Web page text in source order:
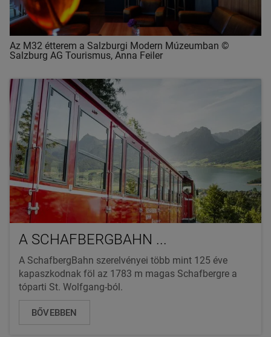
Az M32 étterem a Salzburgi Modern Múzeumban ©
Salzburg AG Tourismus, Anna Feiler
A SCHAFBERGBAHN ...
A SchafbergBahn szerelvényei több mint 125 éve
kapaszkodnak föl az 1783 m magas Schafbergre a
tóparti St. Wolfgang-ból.
BŐVEBBEN